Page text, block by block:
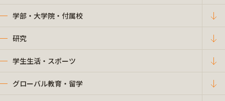
学部・大学院・付属校
研究
学生生活・スポーツ
グローバル教育・留学